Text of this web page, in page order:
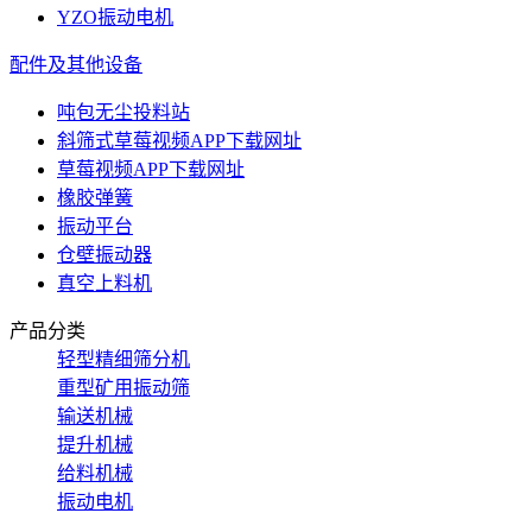
YZO振动电机
配件及其他设备
吨包无尘投料站
斜筛式草莓视频APP下载网址
草莓视频APP下载网址
橡胶弹簧
振动平台
仓壁振动器
真空上料机
产品分类
轻型精细筛分机
重型矿用振动筛
输送机械
提升机械
给料机械
振动电机